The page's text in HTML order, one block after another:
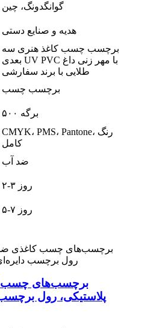
گوانگدونگ، چین
هدیه و صنایع دستی
برچسب چسب کاغذ هنری سه
بعدی UV PVC با مهر زنی داغ
طلایی با برند سفارشی
برچسب چسب
۵۰۰ برگه
CMYK، PMS، Pantone، رنگ
کامل
ضد آب
۲-۳ روز
۵-۷ روز
برچسب‌های چسب
پلاستیکی، رول برچسب